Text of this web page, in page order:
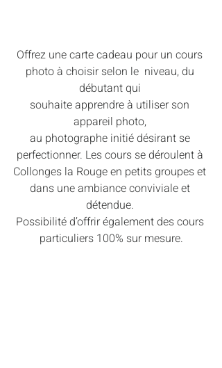
Offrez une carte cadeau pour un cours
photo à choisir selon le  niveau, du
débutant qui
souhaite apprendre à utiliser son
appareil photo,
au photographe initié désirant se
perfectionner. Les cours se déroulent à
Collonges la Rouge en petits groupes et
dans une ambiance conviviale et
détendue.
Possibilité d’offrir également des cours
particuliers 100% sur mesure.